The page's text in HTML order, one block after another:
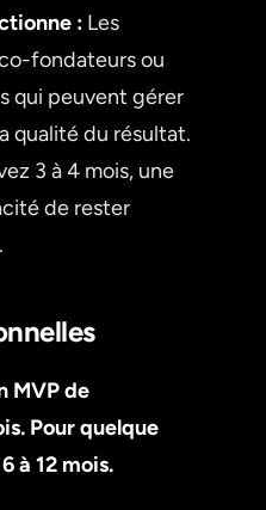
: Les
fondateurs ou
qui peuvent gérer
qualité du résultat.
3 à 4 mois, une
de rester
MVP de
Pour quelque
à 12 mois.